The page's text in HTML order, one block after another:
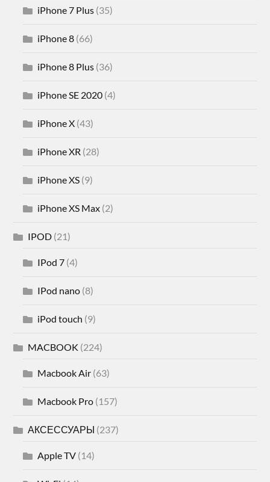
iPhone 7 Plus (35)
iPhone 8 (66)
iPhone 8 Plus (36)
iPhone SE 2020 (4)
iPhone X (43)
iPhone XR (28)
iPhone XS (9)
iPhone XS Max (2)
IPOD (21)
IPod 7 (4)
IPod nano (8)
iPod touch (9)
MACBOOK (224)
Macbook Air (63)
Macbook Pro (157)
АКСЕССУАРЫ (237)
Apple TV (14)